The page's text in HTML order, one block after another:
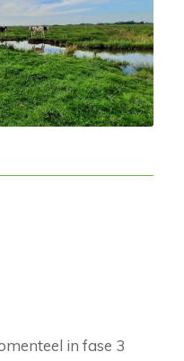
in fase 3